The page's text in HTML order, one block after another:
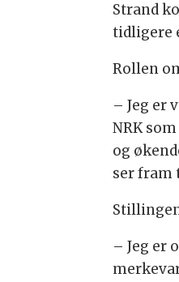
Strand
tidligere
Rollen
– Jeg er
NRK
og
ser fram
– Jeg er